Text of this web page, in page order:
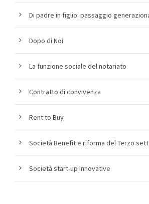
Di padre in figlio: passaggio
Dopo di Noi
La funzione sociale del notariato
Contratto di convivenza
Rent to Buy
Società Benefit e riforma del Terzo
Società start-up innovative